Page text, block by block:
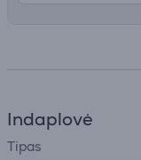
Indaplovė
Tipas